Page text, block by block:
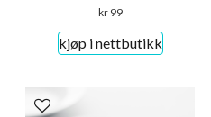
kr99
kjøp i nettbutikk